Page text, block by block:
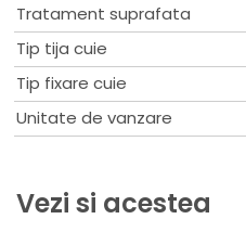
Tratament suprafata
Tip tija cuie
Tip fixare cuie
Unitate de vanzare
Vezi si acestea